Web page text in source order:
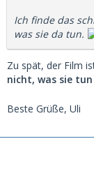
Ich finde das
was sie da tun.
Zu spät, der Film
nicht, was sie tun
Beste Grüße, Uli